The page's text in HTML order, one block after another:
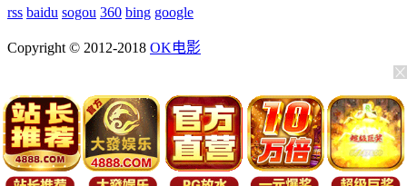
rss baidu sogou 360 bing google
Copyright © 2012-2018 OK电影